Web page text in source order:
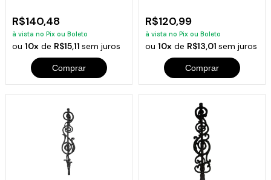
R$140,48
à vista no Pix ou Boleto
ou10x de R$15,11sem juros
Comprar
R$120,99
à vista no Pix ou Boleto
ou 10xde R$13,01 sem juros
Comprar